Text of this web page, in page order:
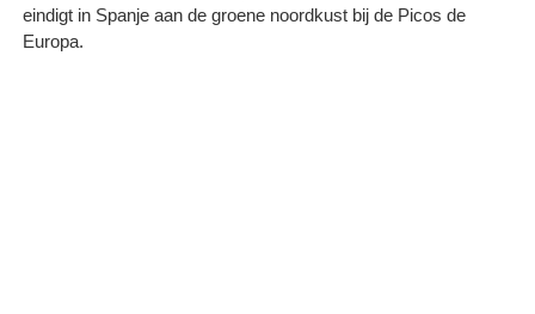
eindigt in Spanje aan de groene noordkust bij de Picos de
Europa.